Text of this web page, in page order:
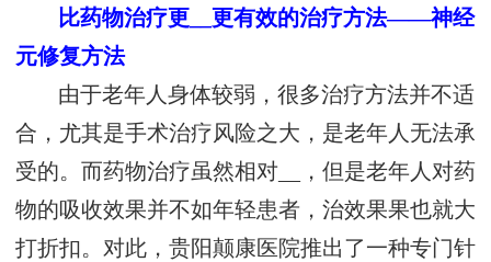
比药物治疗更__更有效的治疗方法——神经
元修复方法
由于老年人身体较弱，很多治疗方法并不适
合，尤其是手术治疗风险之大，是老年人无法承
受的。而药物治疗虽然相对__，但是老年人对药
物的吸收效果并不如年轻患者，治效果果也就大
打折扣。对此，贵阳颠康医院推出了一种专门针